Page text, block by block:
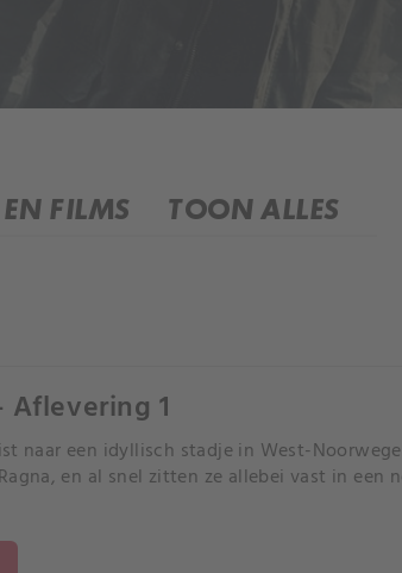
FILMS TOON ALLES
Aflevering 1
naar een idyllisch stadje in West-
en al snel zitten ze allebei vast in